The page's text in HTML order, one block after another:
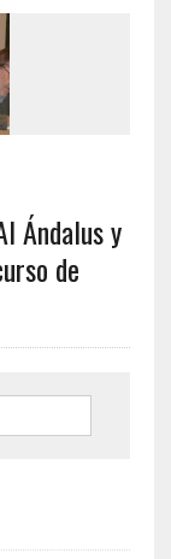
Ándalus y
de